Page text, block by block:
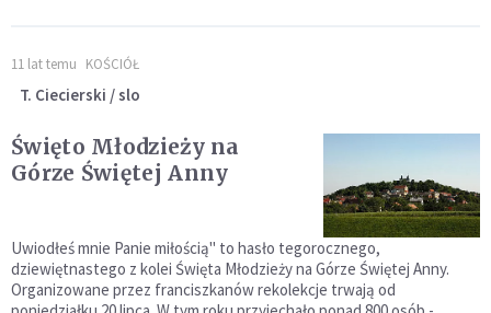
11 lat temu KOŚCIÓŁ
T. Ciecierski / slo
Święto Młodzieży na
Górze Świętej Anny
Uwiodłeś mnie Panie miłością" to hasło tegorocznego,
dziewiętnastego z kolei Święta Młodzieży na Górze Świętej Anny.
Organizowane przez franciszkanów rekolekcje trwają od